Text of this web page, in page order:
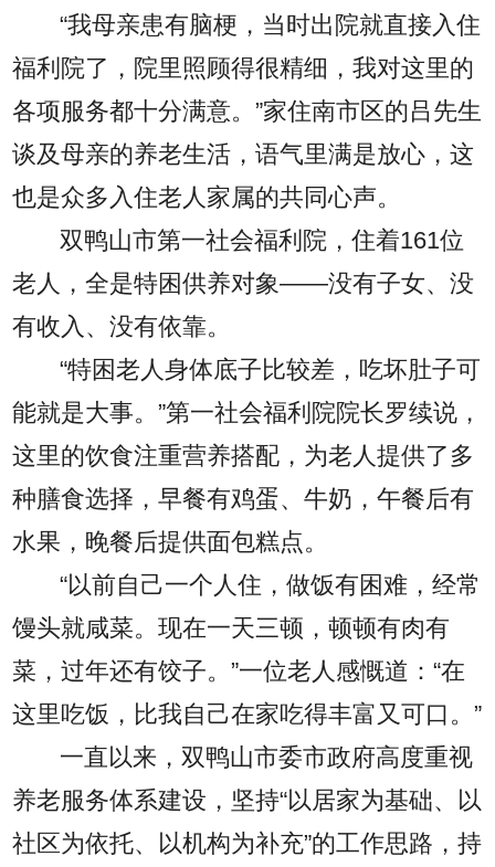
“我母亲患有脑梗，当时出院就直接入住
福利院了，院里照顾得很精细，我对这里的
各项服务都十分满意。”家住南市区的吕先生
谈及母亲的养老生活，语气里满是放心，这
也是众多入住老人家属的共同心声。
双鸭山市第一社会福利院，住着161位
老人，全是特困供养对象——没有子女、没
有收入、没有依靠。
“特困老人身体底子比较差，吃坏肚子可
能就是大事。”第一社会福利院院长罗续说，
这里的饮食注重营养搭配，为老人提供了多
种膳食选择，早餐有鸡蛋、牛奶，午餐后有
水果，晚餐后提供面包糕点。
“以前自己一个人住，做饭有困难，经常
馒头就咸菜。现在一天三顿，顿顿有肉有
菜，过年还有饺子。”一位老人感慨道：“在
这里吃饭，比我自己在家吃得丰富又可口。”
一直以来，双鸭山市委市政府高度重视
养老服务体系建设，坚持“以居家为基础、以
社区为依托、以机构为补充”的工作思路，持